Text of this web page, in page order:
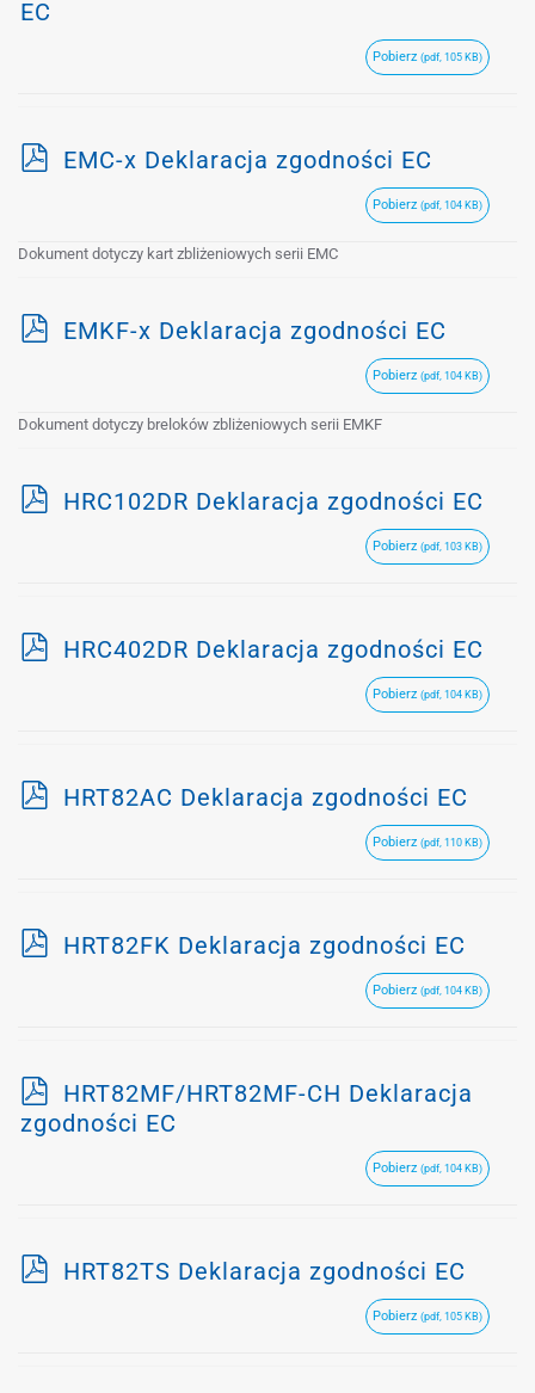
EC
Pobierz (pdf, 105 KB)
pEMC-x Deklaracja zgodności EC
Pobierz (pdf, 104 KB)
Dokument dotyczy kart zbliżeniowych serii EMC
pEMKF-x Deklaracja zgodności EC
Pobierz (pdf, 104 KB)
Dokument dotyczy breloków zbliżeniowych serii EMKF
pHRC102DR Deklaracja zgodności EC
Pobierz (pdf, 103 KB)
pHRC402DR Deklaracja zgodności EC
Pobierz (pdf, 104 KB)
pHRT82AC Deklaracja zgodności EC
Pobierz (pdf, 110 KB)
pHRT82FK Deklaracja zgodności EC
Pobierz (pdf, 104 KB)
p
d
HRT82MF/HRT82MF-CH Deklaracja
zgodności EC
Pobierz (pdf, 104 KB)
pHRT82TS Deklaracja zgodności EC
Pobierz (pdf, 105 KB)